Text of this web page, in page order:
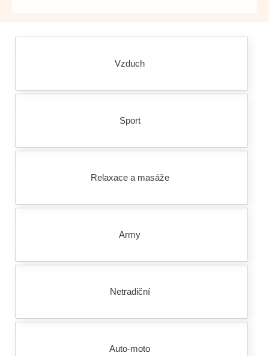
Vzduch
Sport
Relaxace a masáže
Army
Netradiční
Auto-moto